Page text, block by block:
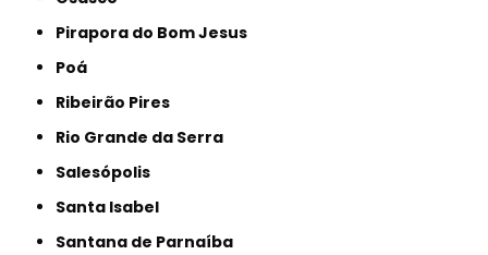
Pirapora do Bom Jesus
Poá
Ribeirão Pires
Rio Grande da Serra
Salesópolis
Santa Isabel
Santana de Parnaíba